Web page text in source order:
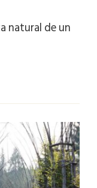
natural de un